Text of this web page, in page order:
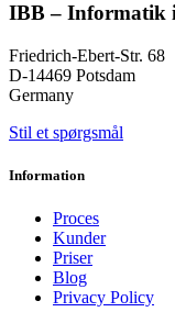
IBB – Informatik
Friedrich-Ebert-Str. 68
D-14469 Potsdam
Germany
Stil et spørgsmål
Information
Proces
Kunder
Priser
Blog
Privacy Policy